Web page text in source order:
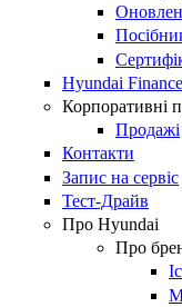
Hyundai Finance
Корпоративні
Продажі
Контакти
Запис на сервіс
Тест-Драйв
Про Hyundai
Про